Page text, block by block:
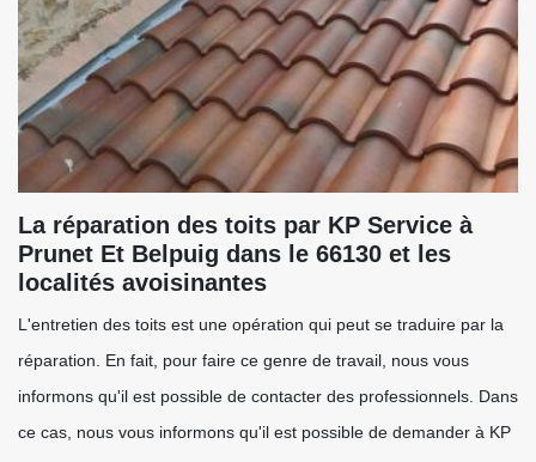
La réparation des toits par KP Service à
Prunet Et Belpuig dans le 66130 et les
localités avoisinantes
L'entretien des toits est une opération qui peut se traduire par la
réparation. En fait, pour faire ce genre de travail, nous vous
informons qu'il est possible de contacter des professionnels. Dans
ce cas, nous vous informons qu'il est possible de demander à KP